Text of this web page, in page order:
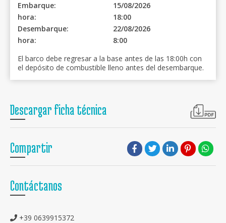
Embarque:
15/08/2026
hora:
18:00
Desembarque:
22/08/2026
hora:
8:00
El barco debe regresar a la base antes de las 18:00h con
el depósito de combustible lleno antes del desembarque.
Descargar ficha técnica
Compartir
Contáctanos
+39 0639915372